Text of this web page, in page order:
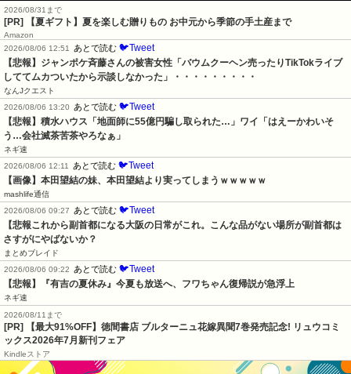
2026/08/31まで
[PR] 【夏ギフト】夏を楽しむ贈りもの お中元から季節の手土産まで
Amazon
2026/08/06 12:51
あとで読む 🐦Tweet
【悲報】ジャンポケ斉藤さんの被害女性「バウムクーヘン売ったりTikTokライブ
しててムカついたから示談しなかった」・・・・・・・・・
なんJクエスト
2026/08/06 13:20
あとで読む 🐦Tweet
【悲報】積水ハウス「地面師に55億円騙し取られた…」ワイ「はえーかわいそ
う…会社滅茶苦茶やろなぁ」
ネギ速
2026/08/06 12:11
あとで読む 🐦Tweet
【画像】本田望結の妹、本田望結より実ってしまうｗｗｗｗｗ
mashlife通信
2026/08/06 09:27
あとで読む 🐦Tweet
【悲報これから副首都になる大阪の日常がこれ。こんな品がない場所が副首都は
さすがにやばないか？
まとめブレイド
2026/08/06 09:22
あとで読む 🐦Tweet
【悲報】『有吉の夏休み』今夏も放送へ、フワちゃん復帰説が急浮上
ネギ速
2026/08/11まで
[PR] 【最大91%OFF】徳間書店 ブルターニュ花嫁異聞7巻発売記念! リュウコミ
ックス2026年7月新刊フェア
Kindleストア